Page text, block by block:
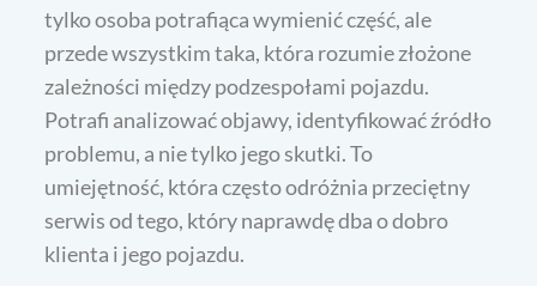
tylko osoba potrafiąca wymienić część, ale
przede wszystkim taka, która rozumie złożone
zależności między podzespołami pojazdu.
Potrafi analizować objawy, identyfikować źródło
problemu, a nie tylko jego skutki. To
umiejętność, która często odróżnia przeciętny
serwis od tego, który naprawdę dba o dobro
klienta i jego pojazdu.